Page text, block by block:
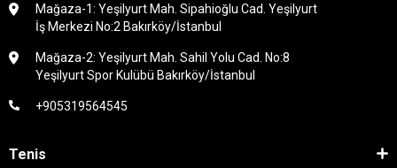
Mağaza-1: Yeşilyurt Mah. Sipahioğlu Cad. Yeşilyurt
İş Merkezi No:2 Bakırköy/İstanbul
Mağaza-2: Yeşilyurt Mah. Sahil Yolu Cad. No:8
Yeşilyurt Spor Kulübü Bakırköy/İstanbul
+905319564545
Tenis